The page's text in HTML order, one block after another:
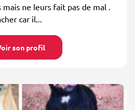
mais ne leurs fait pas de mal .
car il...
son profil